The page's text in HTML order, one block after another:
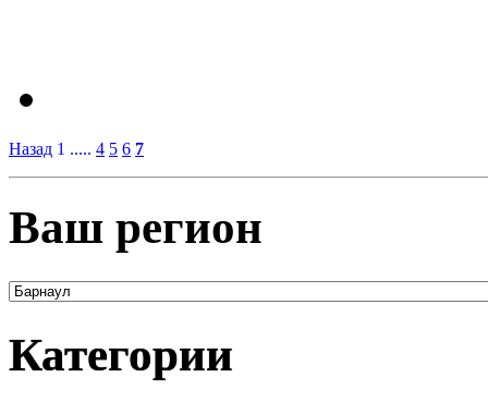
Назад 1 ..... 4 5 6 7
Ваш регион
Категории